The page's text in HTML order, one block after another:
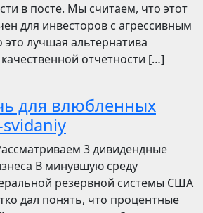
в посте. Мы считаем, что этот
для инвесторов с агрессивным
лучшая альтернатива
отчетности […]
для влюбленных
3 дивидендные
В минувшую среду
резервной системы США
дал понять, что процентные